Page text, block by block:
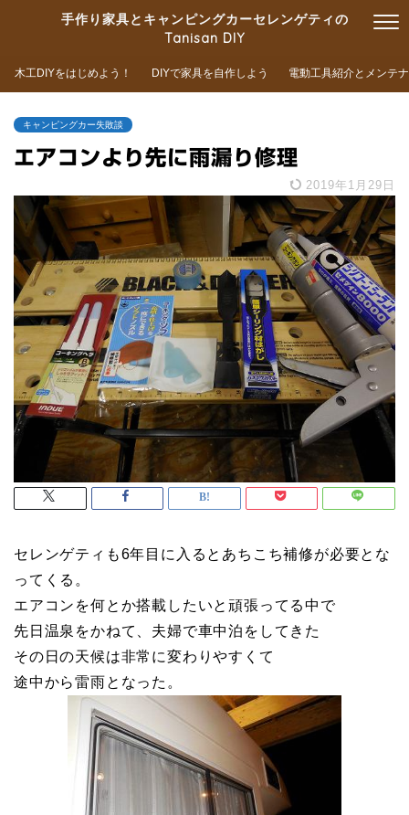
手作り家具とキャンピングカーセレンゲティの
Tanisan DIY
木工DIYをはじめよう！ DIYで家具を自作しよう 電動工具紹介とメンテ
キャンピングカー失敗談
エアコンより先に雨漏り修理
2019年1月29日
セレンゲティも6年目に入るとあちこち補修が必要とな
ってくる。
エアコンを何とか搭載したいと頑張ってる中で
先日温泉をかねて、夫婦で車中泊をしてきた
その日の天候は非常に変わりやすくて
途中から雷雨となった。